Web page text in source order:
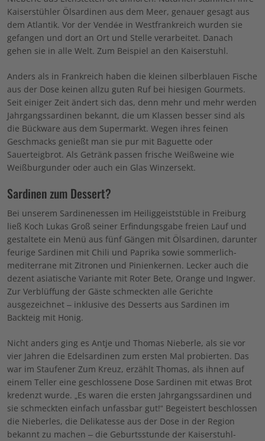
Kaiserstühler Ölsardinen aus dem Meer, genauer gesagt aus
dem Atlantik. Vor der Vendée in Westfrankreich wurden sie
gefangen und dort an Ort und Stelle verarbeitet. Danach
gehen sie in alle Welt. Zum Beispiel an den Kaiserstuhl.
Anders als in Frankreich haben die kleinen silberblauen Fische
aus der Dose keinen allzu guten Ruf bei hiesigen Gourmets.
Seit einiger Zeit ändert sich das, denn mehr und mehr werden
Jahrgangssardinen bekannt, die um Klassen besser sind als
die Bückware aus dem Supermarkt. Wegen ihres feinen
Geschmacks genießt man sie pur mit Baguette oder
Sauerteigbrot. Als Getränk passen frische Weißweine wie
Weißburgunder oder auch ein Glas Winzersekt.
Sardinen zum Dessert?
Bei unserem Sardinenessen im Heiliggeiststüble in Freiburg
ließ Koch Lukas Groß seiner Erfindungsgabe freien Lauf und
gestaltete ein Menü aus fünf Gängen mit Ölsardinen, darunter
feurige Sardinen mit Chili und Paprika sowie sommerlich-
mediterrane mit Zitronen und Pinienkernen. Lecker auch die
dezent asiatische Variante mit Roter Bete, Orange und Ingwer.
Zur Verblüffung der Gäste schmeckten alle Gerichte
ausgezeichnet – inklusive des Desserts aus Sardinen im
Backteig mit Honig.
Nicht anders ging es Antje und Thomas Nieberle, als sie vor
vier Jahren die Edelsardinen zum ersten Mal probierten. Das
war im Staufener Zum Kreuz, erzählt Thomas, als ihnen auf
einem Teller eine geschlossene Dose Sardinen mit etwas Brot
kredenzt wurde. „Es waren die ersten Jahrgangssardinen und
sie schmeckten einfach unfassbar gut!“ Begeistert beschlossen
die Nieberles, die Delikatesse aus der Dose in der Region
bekannt zu machen – die Geburtsstunde der Kaiserstuhl-